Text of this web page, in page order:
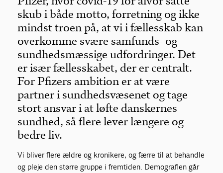
skub i både motto, forretning og ikke
mindst troen på, at vi i fællesskab kan
overkomme svære samfunds- og
sundhedsmæssige udfordringer. Det
er især fællesskabet, der er centralt.
For Pfizers ambition er at være
partner i sundhedsvæsenet og tage
stort ansvar i at løfte danskernes
sundhed, så flere lever længere og
bedre liv.
Vi bliver flere ældre og kronikere, og færre til at behandle
og pleje den større gruppe i fremtiden. Demografien går